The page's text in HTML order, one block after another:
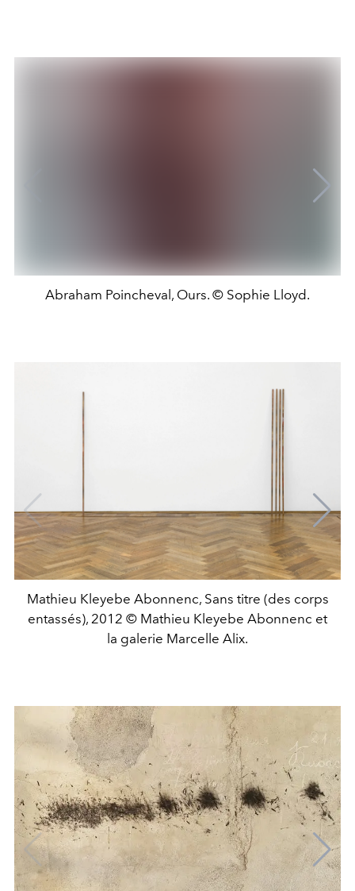
Abraham Poincheval, Ours. © Sophie Lloyd.
Mathieu Kleyebe Abonnenc, Sans titre (des corps
entassés), 2012 © Mathieu Kleyebe Abonnenc et
la galerie Marcelle Alix.